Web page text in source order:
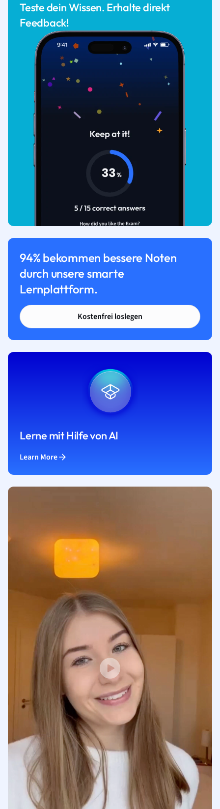
Teste dein Wissen. Erhalte direkt
Feedback!
94% bekommen bessere Noten
durch unsere smarte
Lernplattform.
Kostenfrei loslegen
Lerne mit Hilfe von AI
Learn More